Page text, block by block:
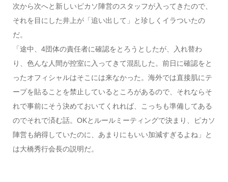
次から次へと新しいピカソ陣営のスタッフが入ってきたので、
それを目にした井上が「追い出して」と珍しくイラついたの
だ。
「途中、4団体の責任者に確認をとろうとしたが、入れ替わ
り、色んな人間が控室に入ってきて混乱した。前日に確認をと
ったオフィシャルはそこには来なかった。海外では直接肌にテ
ープを貼ることを禁止しているところがあるので、それならそ
れで事前にそう決めておいてくれれば、こっちも準備してある
のでそれで済む話。OKとルールミーティングで決まり、ピカソ
陣営も納得していたのに、あまりにもいい加減すぎるよね」と
は大橋秀行会長の説明だ。